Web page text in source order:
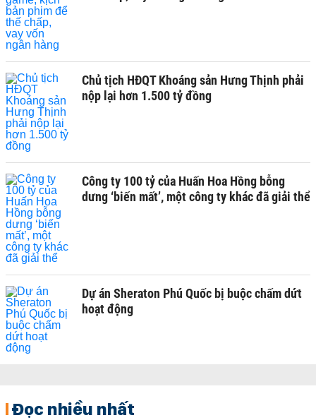
Chủ tịch HĐQT Khoáng sản Hưng Thịnh phải
nộp lại hơn 1.500 tỷ đồng
Công ty 100 tỷ của Huấn Hoa Hồng bỗng
dưng ‘biến mất’, một công ty khác đã giải thể
Dự án Sheraton Phú Quốc bị buộc chấm dứt
hoạt động
Đọc nhiều nhất